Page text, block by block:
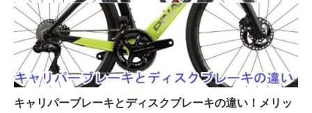
キャリパーブレーキとディスクブレーキの違い！メリッ